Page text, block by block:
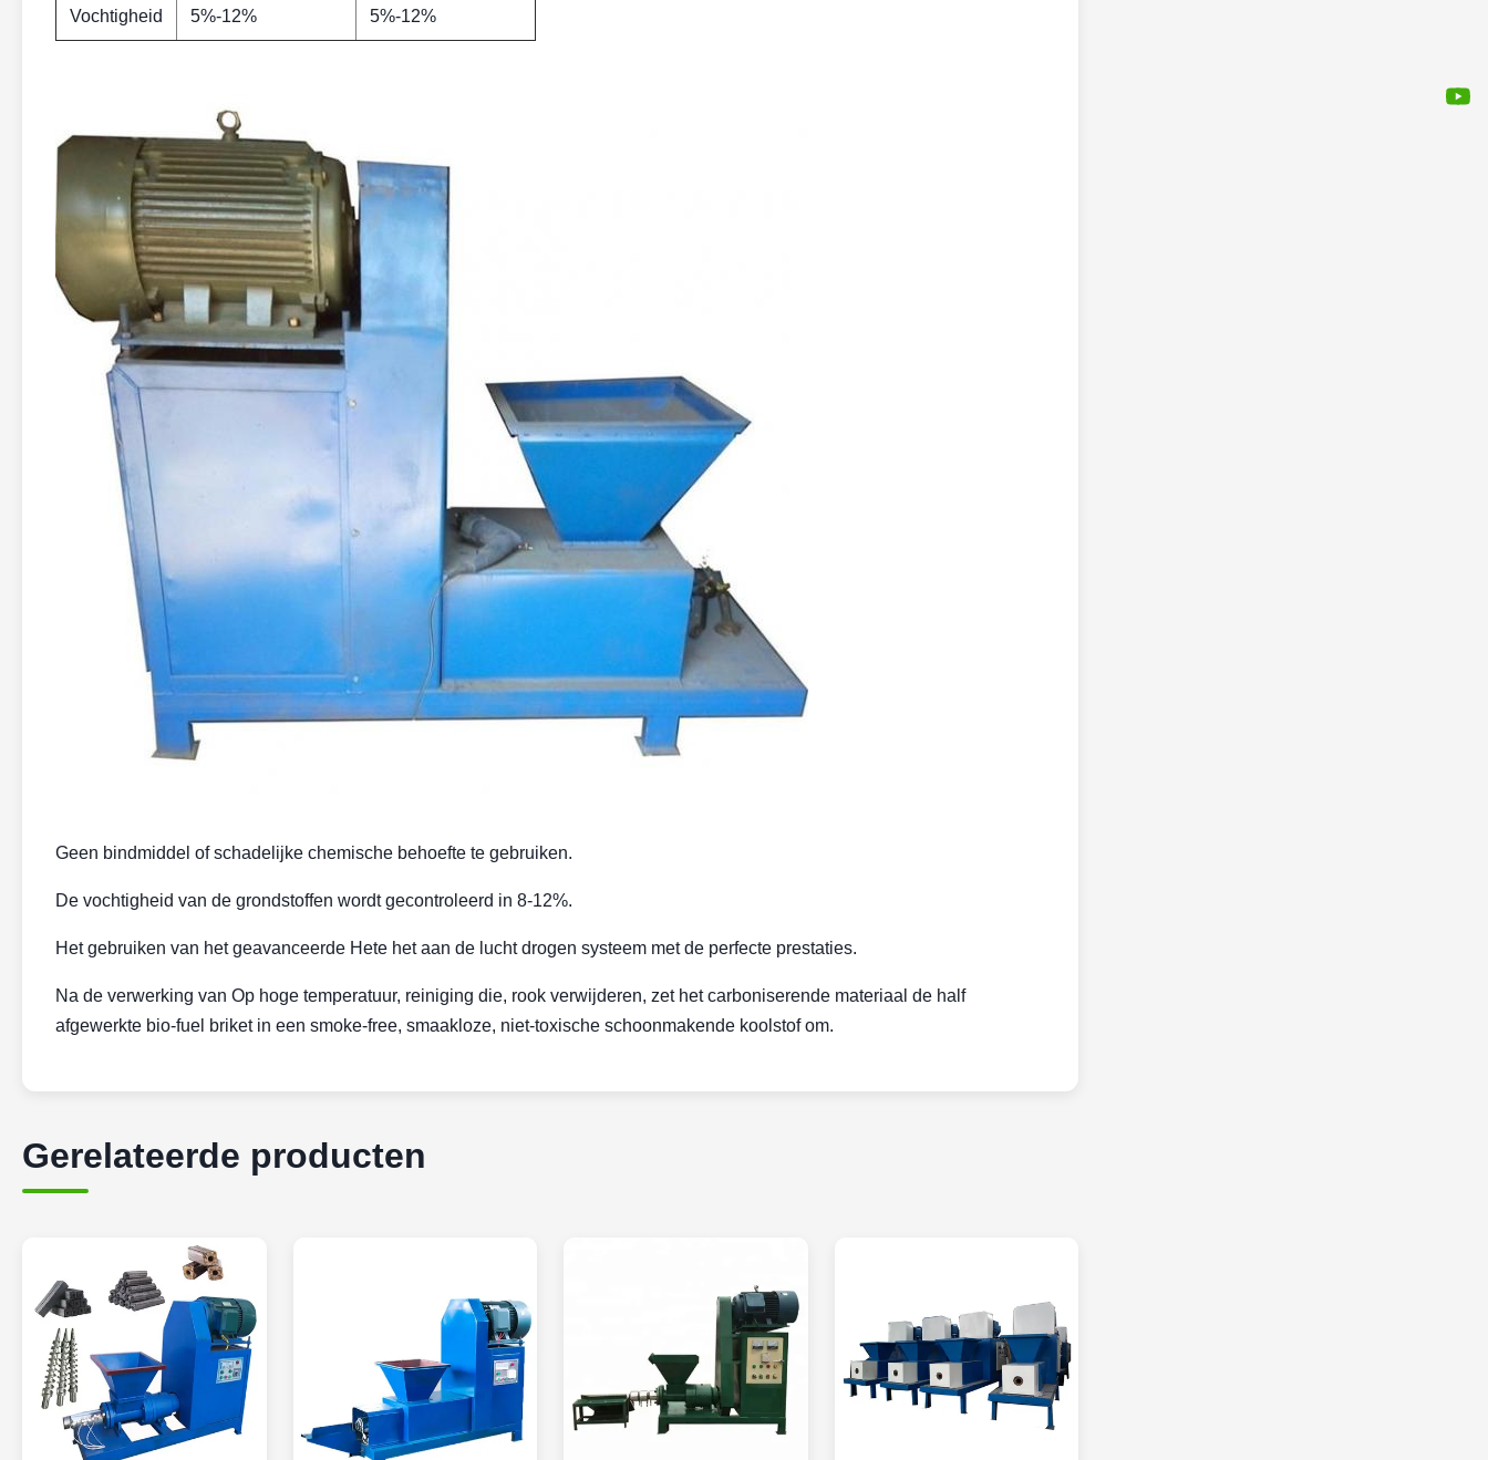
Vochtigheid 5%-12% 5%-12%
Geen bindmiddel of schadelijke chemische behoefte te gebruiken.
De vochtigheid van de grondstoffen wordt gecontroleerd in 8-12%.
Het gebruiken van het geavanceerde Hete het aan de lucht drogen systeem met de perfecte prestaties.
Na de verwerking van Op hoge temperatuur, reiniging die, rook verwijderen, zet het carboniserende materiaal de half
afgewerkte bio-fuel briket in een smoke-free, smaakloze, niet-toxische schoonmakende koolstof om.
Gerelateerde producten